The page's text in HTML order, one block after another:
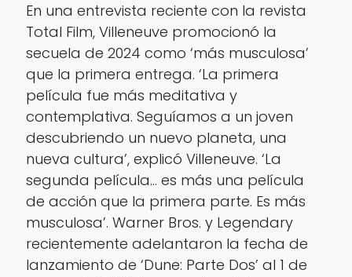
En una entrevista reciente con la revista
Total Film, Villeneuve promocionó la
secuela de 2024 como ‘más musculosa’
que la primera entrega. ‘La primera
película fue más meditativa y
contemplativa. Seguíamos a un joven
descubriendo un nuevo planeta, una
nueva cultura’, explicó Villeneuve. ‘La
segunda película… es más una película
de acción que la primera parte. Es más
musculosa’. Warner Bros. y Legendary
recientemente adelantaron la fecha de
lanzamiento de ‘Dune: Parte Dos’ al 1 de